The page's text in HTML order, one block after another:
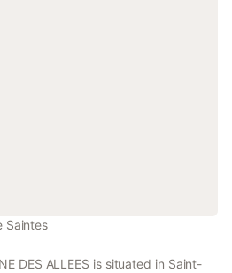
Saintes
DES ALLEES is situated in Saint-